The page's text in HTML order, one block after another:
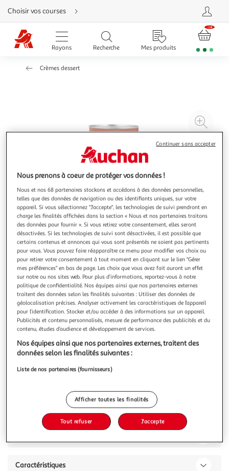
Aller
directement
au
contenu
Aller
directement
Aller
besoin
Choisir vos courses
Rayons Recherche Mes produits
Crèmes dessert
à
4.3 (12)
MONT BLANC
Crème dessert saveur chocolat
Plongez dans l'univers des crèmes dessert Mont Blanc® : un
dessert intemporel aux goûts iconiques et à la texture
inimitable, fait à partir de lait origine France, pour un
moment de gourmandise sans chichi.
570g
Vous voulez connaître le prix de ce produit ?
Caractéristiques
Nous prenons à coeur de protéger vos données !
Nous et nos 68 partenaires stockons et accédons à des données personnelles,
telles que des données de navigation ou des identifiants uniques, sur votre
appareil. Si vous sélectionnez "J'accepte", les technologies de suivi prendront en
charge les finalités affichées dans la section « Nous et nos partenaires traitons
des données pour fournir ». Si vous retirez votre consentement, elles seront
désactivées. Si les technologies de suivi sont désactivées, il est possible que
certains contenus et annonces qui vous sont présentés ne soient pas pertinents
pour vous. Vous pouvez faire réapparaître ce menu pour modifier vos choix ou
pour retirer votre consentement à tout moment en cliquant sur le lien "Gérer
mes préférences" en bas de page. Les choix que vous avez fait auront un effet
sur notre ou nos sites web. Pour plus d’informations, reportez-vous à notre
politique de confidentialité. Nos équipes ainsi que nos partenaires externes
traitent des données selon les finalités suivantes : Utiliser des données de
géolocalisation précises. Analyser activement les caractéristiques de l’appareil
pour l’identification. Stocker et/ou accéder à des informations sur un appareil.
Publicités et contenu personnalisés, mesure de performance des publicités et du
contenu, études d’audience et développement de services.
Nos équipes ainsi que nos partenaires externes, traitent des
données selon les finalités suivantes :
Liste de nos partenaires (fournisseurs)
Afficher toutes les finalités
Tout refuser J'accepte
Continuer sans accepter